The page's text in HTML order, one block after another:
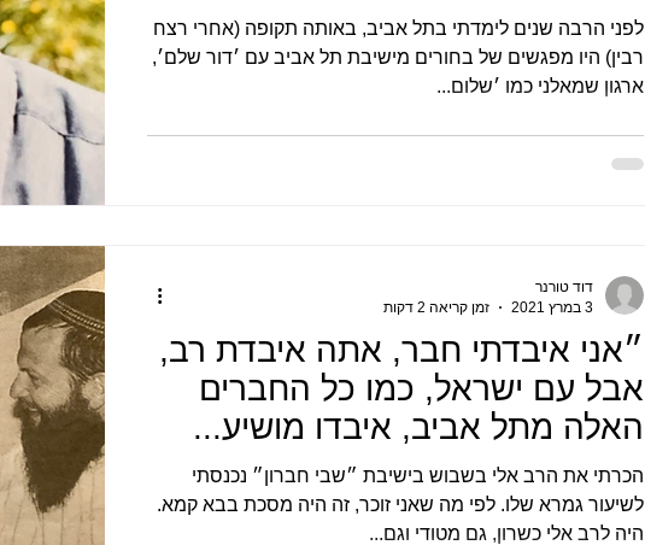
לפני הרבה שנים לימדתי בתל אביב, באותה תקופה (אחרי רצח
רבין) היו מפגשים של בחורים מישיבת תל אביב עם ׳דור שלם׳,
ארגון שמאלני כמו ׳שלום...
״אני איבדתי חבר, אתה איבדת רב,
אבל עם ישראל, כמו כל החברים
האלה מתל אביב, איבדו מושיע...
הכרתי את הרב אלי בשבוש בישיבת ״שבי חברון״ נכנסתי
לשיעור גמרא שלו. לפי מה שאני זוכר, זה היה מסכת בבא קמא.
היה לרב אלי כשרון, גם מטודי וגם...
דוד טורנר
3 במרץ 2021
זמן קריאה 2 דקות